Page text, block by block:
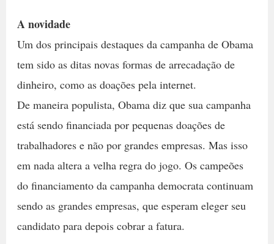
A novidade
Um dos principais destaques da campanha de Obama
tem sido as ditas novas formas de arrecadação de
dinheiro, como as doações pela internet.
De maneira populista, Obama diz que sua campanha
está sendo financiada por pequenas doações de
trabalhadores e não por grandes empresas. Mas isso
em nada altera a velha regra do jogo. Os campeões
do financiamento da campanha democrata continuam
sendo as grandes empresas, que esperam eleger seu
candidato para depois cobrar a fatura.